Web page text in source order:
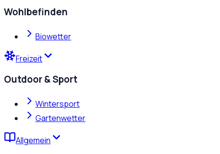
Wohlbefinden
Biowetter
Freizeit
Outdoor & Sport
Wintersport
Gartenwetter
Allgemein